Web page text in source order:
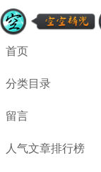
首页
分类目录
留言
人气文章排行榜